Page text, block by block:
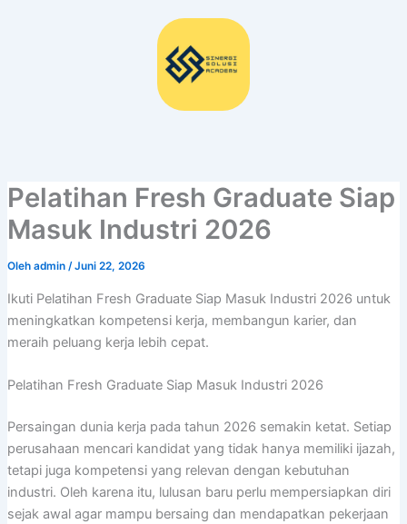
Pelatihan Fresh Graduate Siap
Masuk Industri 2026
Oleh admin /Juni 22, 2026
Ikuti Pelatihan Fresh Graduate Siap Masuk Industri 2026 untuk
meningkatkan kompetensi kerja, membangun karier, dan
meraih peluang kerja lebih cepat.
Pelatihan Fresh Graduate Siap Masuk Industri 2026
Persaingan dunia kerja pada tahun 2026 semakin ketat. Setiap
perusahaan mencari kandidat yang tidak hanya memiliki ijazah,
tetapi juga kompetensi yang relevan dengan kebutuhan
industri. Oleh karena itu, lulusan baru perlu mempersiapkan diri
sejak awal agar mampu bersaing dan mendapatkan pekerjaan